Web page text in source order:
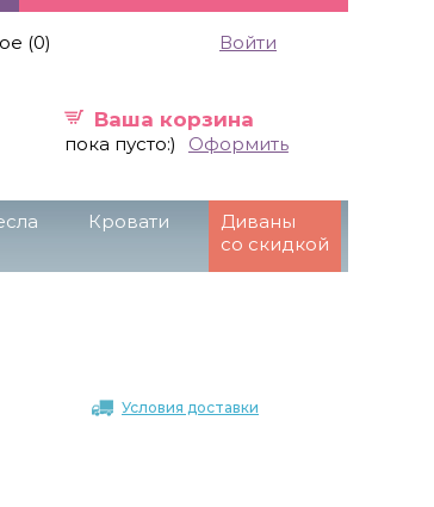
(0) Войти
Ваша корзина
пока пусто:) Оформить
Кровати
Диваны
со скидкой
Условия доставки